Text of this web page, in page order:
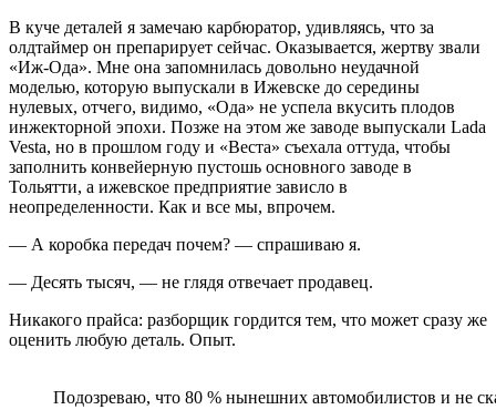
В куче деталей я замечаю карбюратор, удивляясь, что за
олдтаймер он препарирует сейчас. Оказывается, жертву звали
«Иж-Ода». Мне она запомнилась довольно неудачной
моделью, которую выпускали в Ижевске до середины
нулевых, отчего, видимо, «Ода» не успела вкусить плодов
инжекторной эпохи. Позже на этом же заводе выпускали Lada
Vesta, но в прошлом году и «Веста» съехала оттуда, чтобы
заполнить конвейерную пустошь основного заводе в
Тольятти, а ижевское предприятие зависло в
неопределенности. Как и все мы, впрочем.
— А коробка передач почем? — спрашиваю я.
— Десять тысяч, — не глядя отвечает продавец.
Никакого прайса: разборщик гордится тем, что может сразу же
оценить любую деталь. Опыт.
Подозреваю, что 80 % нынешних автомобилистов и не